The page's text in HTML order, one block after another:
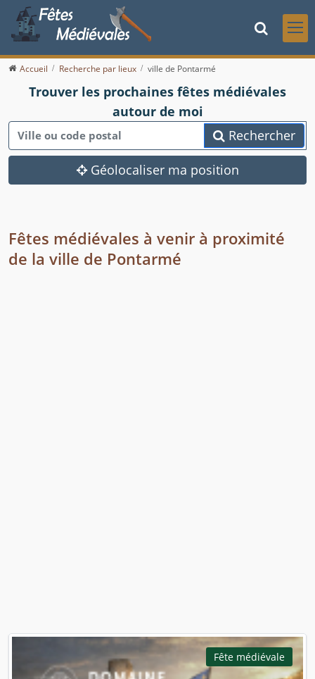
Accueil Recherche par lieux ville de Pontarmé
Trouver les prochaines fêtes médiévales
autour de moi
Rechercher
Géolocaliser ma position
Fêtes médiévales à venir à proximité
de la ville de Pontarmé
Fête médiévale